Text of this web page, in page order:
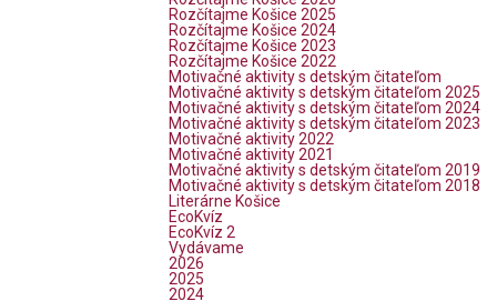
Rozčítajme Košice 2025
Rozčítajme Košice 2024
Rozčítajme Košice 2023
Rozčítajme Košice 2022
Motivačné aktivity s detským čitateľom
Motivačné aktivity s detským čitateľom 2025
Motivačné aktivity s detským čitateľom 2024
Motivačné aktivity s detským čitateľom 2023
Motivačné aktivity 2022
Motivačné aktivity 2021
Motivačné aktivity s detským čitateľom 2019
Motivačné aktivity s detským čitateľom 2018
Literárne Košice
EcoKvíz
EcoKvíz 2
Vydávame
2026
2025
2024